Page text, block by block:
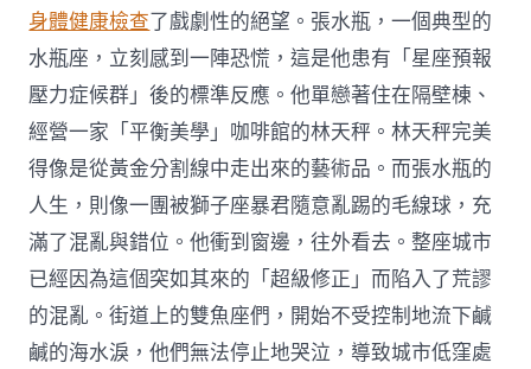
身體健康檢查了戲劇性的絕望。張水瓶，一個典型的
水瓶座，立刻感到一陣恐慌，這是他患有「星座預報
壓力症候群」後的標準反應。他單戀著住在隔壁棟、
經營一家「平衡美學」咖啡館的林天秤。林天秤完美
得像是從黃金分割線中走出來的藝術品。而張水瓶的
人生，則像一團被獅子座暴君隨意亂踢的毛線球，充
滿了混亂與錯位。他衝到窗邊，往外看去。整座城市
已經因為這個突如其來的「超級修正」而陷入了荒謬
的混亂。街道上的雙魚座們，開始不受控制地流下鹹
鹹的海水淚，他們無法停止地哭泣，導致城市低窪處